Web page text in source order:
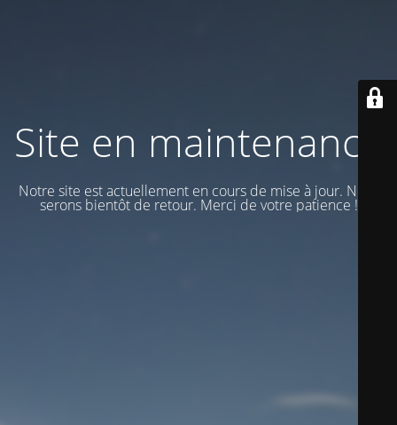
Site en maintenance
Notre site est actuellement en cours de mise à jour. Nous
serons bientôt de retour. Merci de votre patience !